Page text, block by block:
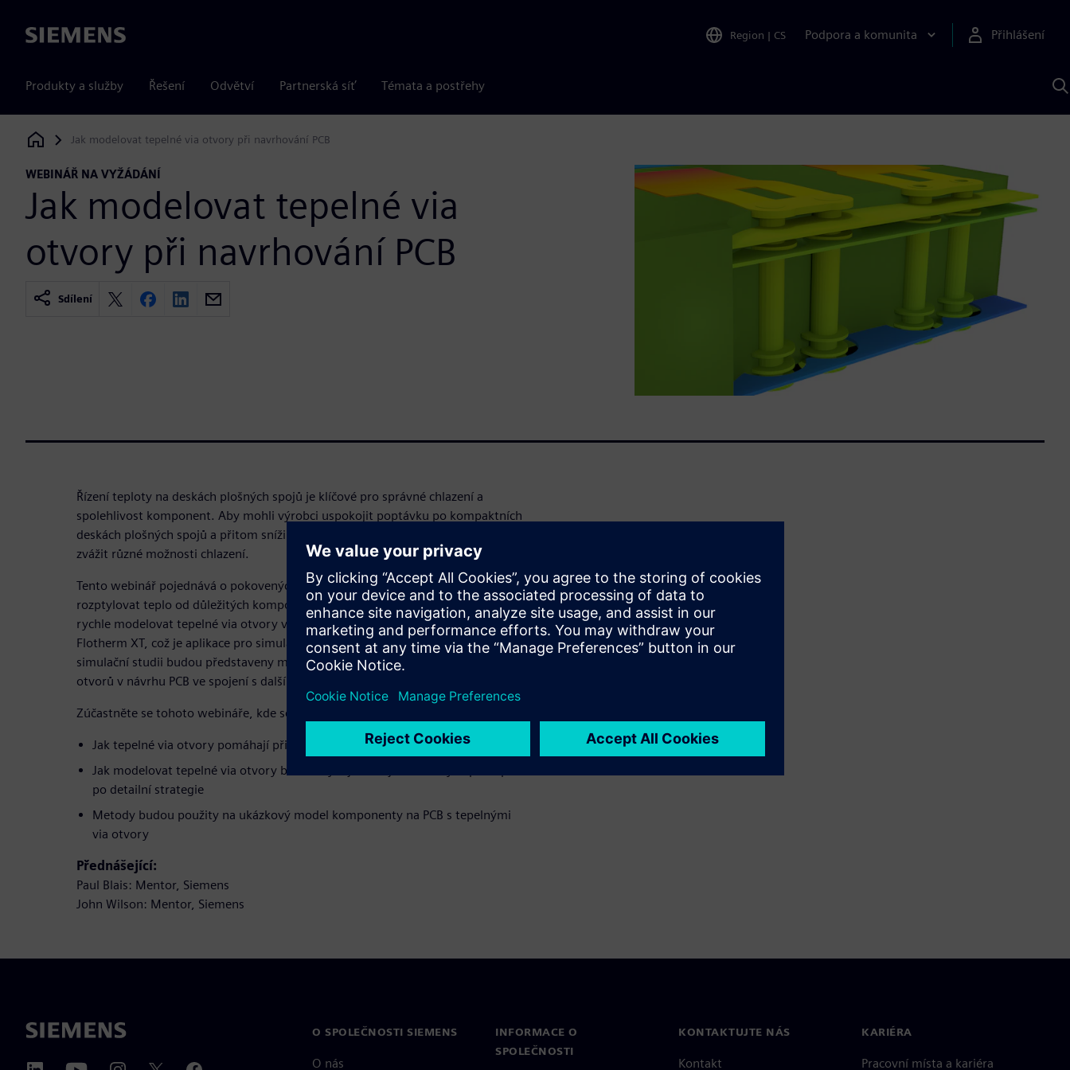
Siemens Region | CS Podpora a komunita Přihlášení
Produkty a služby Řešení Odvětví Partnerská síť Témata a postřehy
Siemens Digital Industries Software
Jak modelovat tepelné via otvory při navrhování PCB
WEBINÁŘ NA VYŽÁDÁNÍ
Jak modelovat tepelné via
otvory při navrhování PCB
Sdílení
Řízení teploty na deskách plošných spojů je klíčové pro správné chlazení a
spolehlivost komponent. Aby mohli výrobci uspokojit poptávku po kompaktních
deskách plošných spojů a přitom snížili své náklady, musejí již v rané fázi vývoje
zvážit různé možnosti chlazení.
Tento webinář pojednává o pokovených via otvorech v PCB, které pomáhají
rozptylovat teplo od důležitých komponent. Podívejte se, jak můžete přesně a
rychle modelovat tepelné via otvory v různých fázích návrhu pomocí Simcenteru
Flotherm XT, což je aplikace pro simulace chlazení elektroniky. V probírané
simulační studii budou představeny možnosti, výhody a omezení tepelných via
otvorů v návrhu PCB ve spojení s dalšími faktory.
Zúčastněte se tohoto webináře, kde se dozvíte:
Jak tepelné via otvory pomáhají při rozptylování tepla u PCB
Jak modelovat tepelné via otvory během vývoje – od jednoduchých postupů
po detailní strategie
Metody budou použity na ukázkový model komponenty na PCB s tepelnými
via otvory
Přednášející:
Paul Blais: Mentor, Siemens
John Wilson: Mentor, Siemens
O SPOLEČNOSTI SIEMENS
O nás
INFORMACE O
SPOLEČNOSTI
KONTAKTUJTE NÁS
Kontakt
KARIÉRA
Pracovní místa a kariéra